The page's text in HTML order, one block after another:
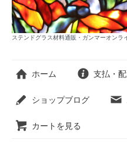
ステンドグラス材料通販・ガンマーオンラ
ホーム 支払・
ショップブログ
カートを見る